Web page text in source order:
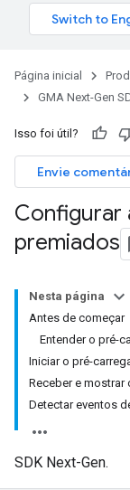
Página inicial
GMA Next-Gen
Isso foi útil?
Envie
Configurar
premiados
Nesta página
Antes de começar
Entender o pré-
Iniciar o pré-
Receber e mostrar
Detectar eventos
SDK Next-Gen.